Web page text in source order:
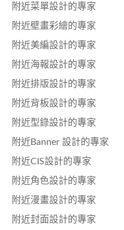
附近菜單設計的專家
附近壁畫彩繪的專家
附近美編設計的專家
附近海報設計的專家
附近排版設計的專家
附近背板設計的專家
附近型錄設計的專家
附近Banner 設計的專家
附近CIS設計的專家
附近角色設計的專家
附近漫畫設計的專家
附近封面設計的專家